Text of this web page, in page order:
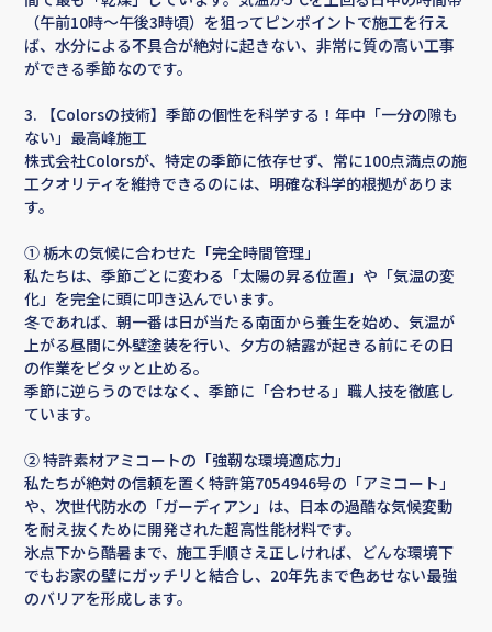
外壁塗装
塗料へのこだわり
施工事例
会社概要
お問い合わせ
（午前10時〜午後3時頃）を狙ってピンポイントで施工を行え
ば、水分による不具合が絶対に起きない、非常に質の高い工事
ができる季節なのです。
3. 【Colorsの技術】季節の個性を科学する！年中「一分の隙も
ない」最高峰施工
株式会社Colorsが、特定の季節に依存せず、常に100点満点の施
工クオリティを維持できるのには、明確な科学的根拠がありま
す。
① 栃木の気候に合わせた「完全時間管理」
私たちは、季節ごとに変わる「太陽の昇る位置」や「気温の変
化」を完全に頭に叩き込んでいます。
冬であれば、朝一番は日が当たる南面から養生を始め、気温が
上がる昼間に外壁塗装を行い、夕方の結露が起きる前にその日
の作業をピタッと止める。
季節に逆らうのではなく、季節に「合わせる」職人技を徹底し
ています。
② 特許素材アミコートの「強靭な環境適応力」
私たちが絶対の信頼を置く特許第7054946号の「アミコート」
や、次世代防水の「ガーディアン」は、日本の過酷な気候変動
を耐え抜くために開発された超高性能材料です。
氷点下から酷暑まで、施工手順さえ正しければ、どんな環境下
でもお家の壁にガッチリと結合し、20年先まで色あせない最強
のバリアを形成します。